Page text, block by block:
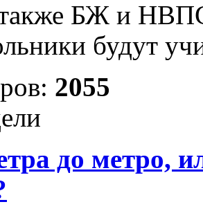
БЖ и НВПС
будут
2055
до метро,